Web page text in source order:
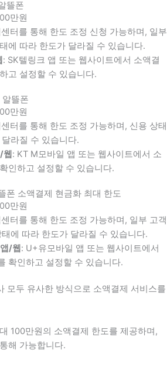
뜰폰
만원
터를 통해 한도 조정 신청 가능하며, 일부
에 따라 한도가 달라질 수 있습니다.
: SK텔링크 앱 또는 웹사이트에서 소액결
고 설정할 수 있습니다.
뜰폰
만원
터를 통해 한도 조정 가능하며, 신용 상태
라질 수 있습니다.
웹 : KT M모바일 앱 또는 웹사이트에서 소
인하고 설정할 수 있습니다.
폰 소액결제 현금화 최대 한도
만원
터를 통해 한도 조정 가능하며, 일부 고객
에 따라 한도가 달라질 수 있습니다.
/웹 : U+유모바일 앱 또는 웹사이트에서
확인하고 설정할 수 있습니다.
모두 유사한 방식으로 소액결제 서비스를
100만원의 소액결제 한도를 제공하며,
해 가능합니다.